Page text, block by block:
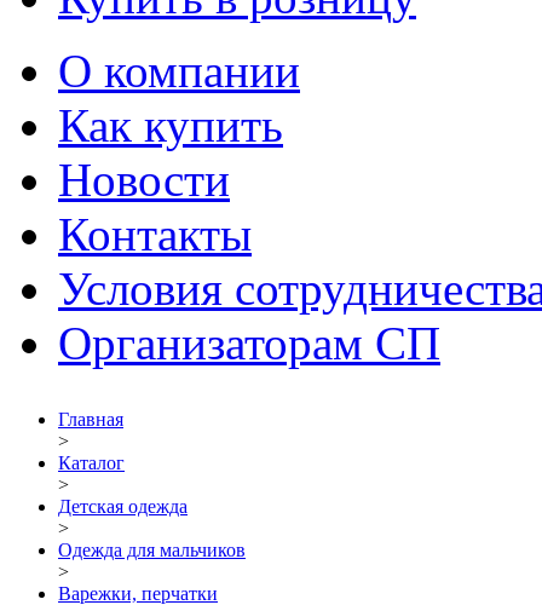
О компании
Как купить
Новости
Контакты
Условия
Организаторам СП
Главная
>
Каталог
>
Детская одежда
>
Одежда для мальчиков
>
Варежки, перчатки